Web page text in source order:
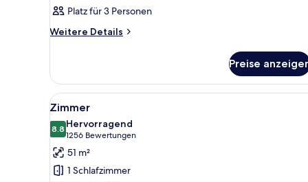
Bewertung)
Platz für 3 Personen
Weitere Details
Weitere
Preise
Alle
Fotos
für
Zimmer
anzeigen
Ein Hotelzimmer mit zwei
5
Zimmer
8.88.8 von 10
Hervorragend
1256 Bewertungen
(1256
Bewertungen)
51 m²
1 Schlafzimmer